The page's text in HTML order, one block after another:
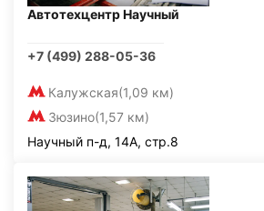
Автотехцентр Научный
+7 (499) 288-05-36
Калужская(1,09 км)
Зюзино(1,57 км)
Научный п-д, 14А, стр.8